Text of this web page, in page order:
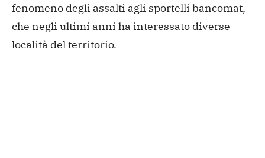
fenomeno degli assalti agli sportelli bancomat,
che negli ultimi anni ha interessato diverse
località del territorio.